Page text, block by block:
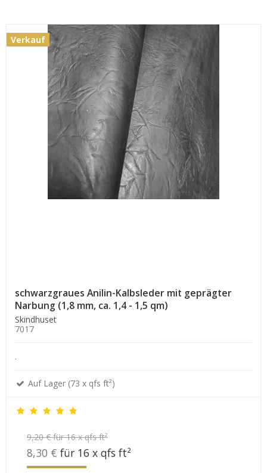
Verkauf
schwarzgraues Anilin-Kalbsleder mit geprägter
Narbung (1,8 mm, ca. 1,4 - 1,5 qm)
Skindhuset
7017
.
Auf Lager (73 x qfs ft²)
9,20 € für 16 x qfs ft²
8,30 € für 16 x qfs ft²